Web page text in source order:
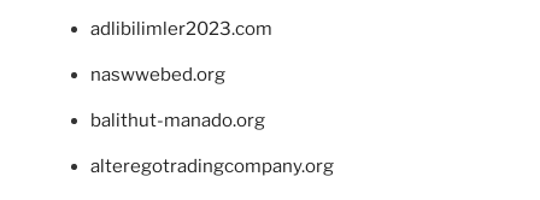
adlibilimler2023.com
naswwebed.org
balithut-manado.org
alteregotradingcompany.org